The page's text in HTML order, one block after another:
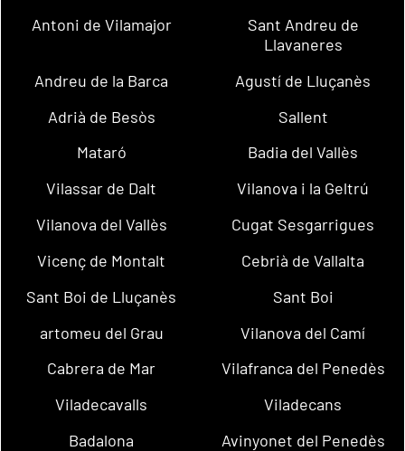
Antoni de Vilamajor
Sant Andreu de
Llavaneres
Andreu de la Barca
Agustí de Lluçanès
Adrià de Besòs
Sallent
Mataró
Badia del Vallès
Vilassar de Dalt
Vilanova i la Geltrú
Vilanova del Vallès
Cugat Sesgarrigues
Vicenç de Montalt
Cebrià de Vallalta
Sant Boi de Lluçanès
Sant Boi
artomeu del Grau
Vilanova del Camí
Cabrera de Mar
Vilafranca del Penedès
Viladecavalls
Viladecans
Badalona
Avinyonet del Penedès